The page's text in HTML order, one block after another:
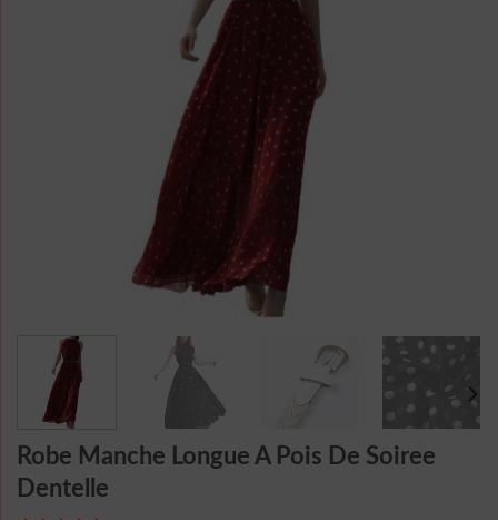
Robe Manche Longue A Pois De Soiree
Dentelle